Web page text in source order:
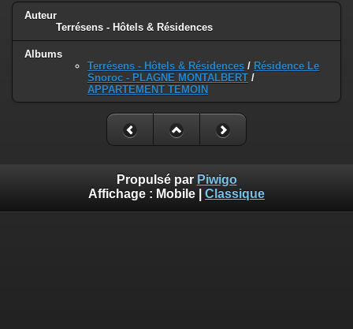
Auteur
Terrésens - Hôtels & Résidences
Albums
Terrésens - Hôtels & Résidences / Résidence Le
Snoroc - PLAGNE MONTALBERT /
APPARTEMENT TEMOIN
Propulsé par Piwigo
Affichage : Mobile Classique